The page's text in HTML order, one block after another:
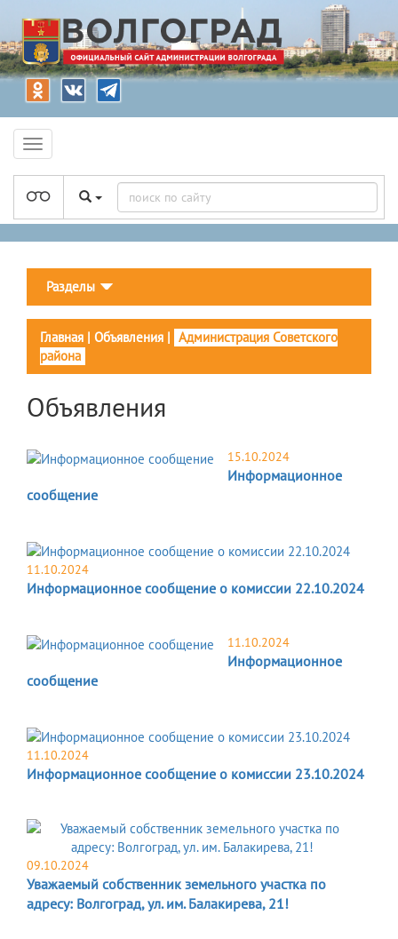
Разделы
Главная | Объявления | Администрация Советского
района
Объявления
15.10.2024
Информационное
сообщение
11.10.2024
Информационное сообщение о комиссии 22.10.2024
11.10.2024
Информационное
сообщение
11.10.2024
Информационное сообщение о комиссии 23.10.2024
09.10.2024
Уважаемый собственник земельного участка по
адресу: Волгоград, ул. им. Балакирева, 21!